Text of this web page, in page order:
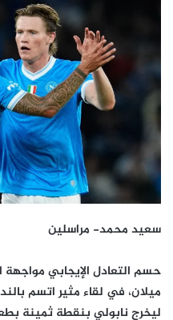
إلكترونيا
سعيد محمد- مراسلين
حسم التعادل الإيجابي
ميلان، في لقاء مثير اتسم
ليخرج نابولي بنقطة ثمينة